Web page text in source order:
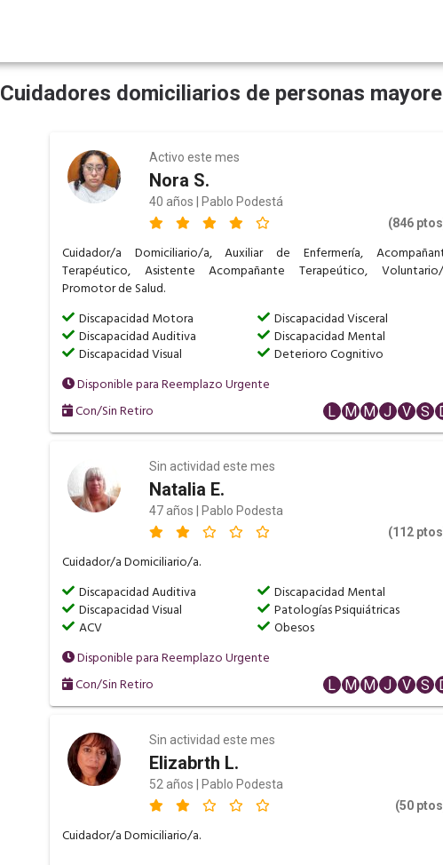
Cuidadores domiciliarios de personas
Activo este mes
Nora S.
40 años | Pablo Podestá
(846
Cuidador/a Domiciliario/a, Auxiliar de Enfermería,
Terapéutico, Asistente Acompañante Terapeútico,
Promotor de Salud.
Discapacidad Motora
Discapacidad Visceral
Discapacidad Auditiva
Discapacidad Mental
Discapacidad Visual
Deterioro Cognitivo
Disponible para Reemplazo Urgente
Con/Sin Retiro
L M M J V S
Sin actividad este mes
Natalia E.
47 años | Pablo Podesta
(112
Cuidador/a Domiciliario/a.
Discapacidad Auditiva
Discapacidad Mental
Discapacidad Visual
Patologías Psiquiátricas
ACV
Obesos
Disponible para Reemplazo Urgente
Con/Sin Retiro
L M M J V S
Sin actividad este mes
Elizabrth L.
52 años | Pablo Podesta
(50
Cuidador/a Domiciliario/a.